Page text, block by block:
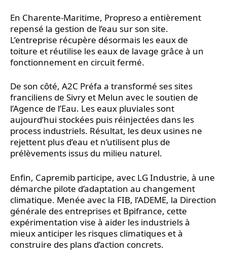
En Charente-Maritime, Propreso a entièrement
repensé la gestion de l’eau sur son site.
L’entreprise récupère désormais les eaux de
toiture et réutilise les eaux de lavage grâce à un
fonctionnement en circuit fermé.
De son côté, A2C Préfa a transformé ses sites
franciliens de Sivry et Melun avec le soutien de
l’Agence de l’Eau. Les eaux pluviales sont
aujourd’hui stockées puis réinjectées dans les
process industriels. Résultat, les deux usines ne
rejettent plus d’eau et n’utilisent plus de
prélèvements issus du milieu naturel.
Enfin, Capremib participe, avec LG Industrie, à une
démarche pilote d’adaptation au changement
climatique. Menée avec la FIB, l’ADEME, la Direction
générale des entreprises et Bpifrance, cette
expérimentation vise à aider les industriels à
mieux anticiper les risques climatiques et à
construire des plans d’action concrets.